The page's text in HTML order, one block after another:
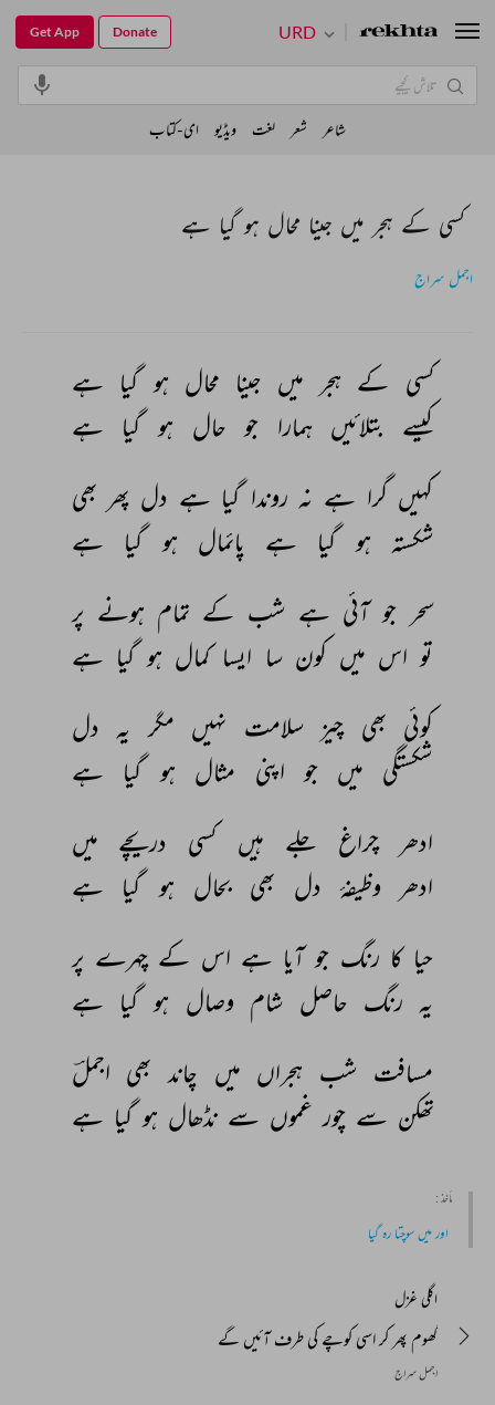
کسی کے ہجر میں جینا محال ہو گیا ہے
اجمل سراج
کسی کے ہجر میں جینا محال ہو گیا ہے
کیسے بتلائیں ہمارا جو حال ہو گیا ہے
کہیں گرا ہے نہ روندا گیا ہے دل پھر بھی
شکستہ
ہو گیا ہے پائمال ہو گیا
ہے
سحر جو آئی ہے شب کے تمام ہونے پر
تو اس میں کون سا ایسا کمال ہو گیا ہے
کوئی بھی چیز سلامت نہیں مگر یہ دل
شکستگی میں جو اپنی مثال ہو گیا
ہے
ادھر
چراغ جلے ہیں کسی دریچے
میں
ادھر
وظیفۂ دل بھی بحال ہو گیا ہے
حیا کا رنگ جو آیا ہے اس کے چہرے پر
یہ رنگ حاصل شام وصال ہو گیا ہے
مسافت شب ہجراں میں چاند بھی اجملؔ
تھکن سے چور غموں سے نڈھال ہو گیا ہے
مأخذ :
اور میں سوچتا رہ گیا
اگلی غزل
گھوم پھر کر اسی کوچے کی طرف آئیں گے
اجمل سراج
URD
Get App Donate
شاعر شعر لغت ویڈیو ای-کتاب